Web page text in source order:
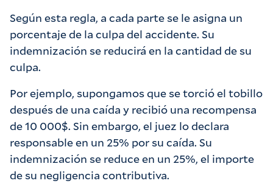
Según esta regla, a cada parte se le asigna un
porcentaje de la culpa del accidente. Su
indemnización se reducirá en la cantidad de su
culpa.
Por ejemplo, supongamos que se torció el tobillo
después de una caída y recibió una recompensa
de 10 000$. Sin embargo, el juez lo declara
responsable en un 25% por su caída. Su
indemnización se reduce en un 25%, el importe
de su negligencia contributiva.